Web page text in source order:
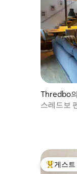
Thredbo
스레드보
상위 게
게스트